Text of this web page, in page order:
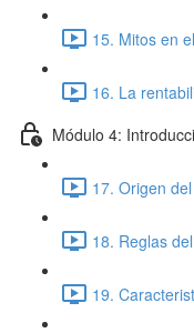
15. Mitos en
16. La
Módulo 4:
17. Origen
18. Reglas
19.